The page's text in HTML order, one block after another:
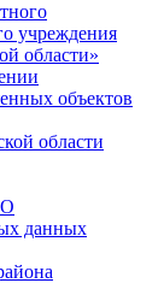
учреждения
области»
объектов
области
данных